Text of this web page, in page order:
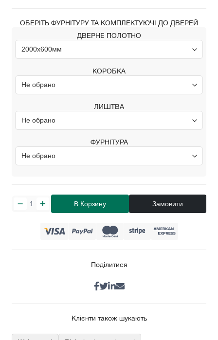
ОБЕРІТЬ ФУРНІТУРУ ТА КОМПЛЕКТУЮЧІ ДО ДВЕРЕЙ
ДВЕРНЕ ПОЛОТНО
КОРОБКА
ЛИШТВА
ФУРНІТУРА
В Корзину Замовити
Поділитися
Клієнти також шукають